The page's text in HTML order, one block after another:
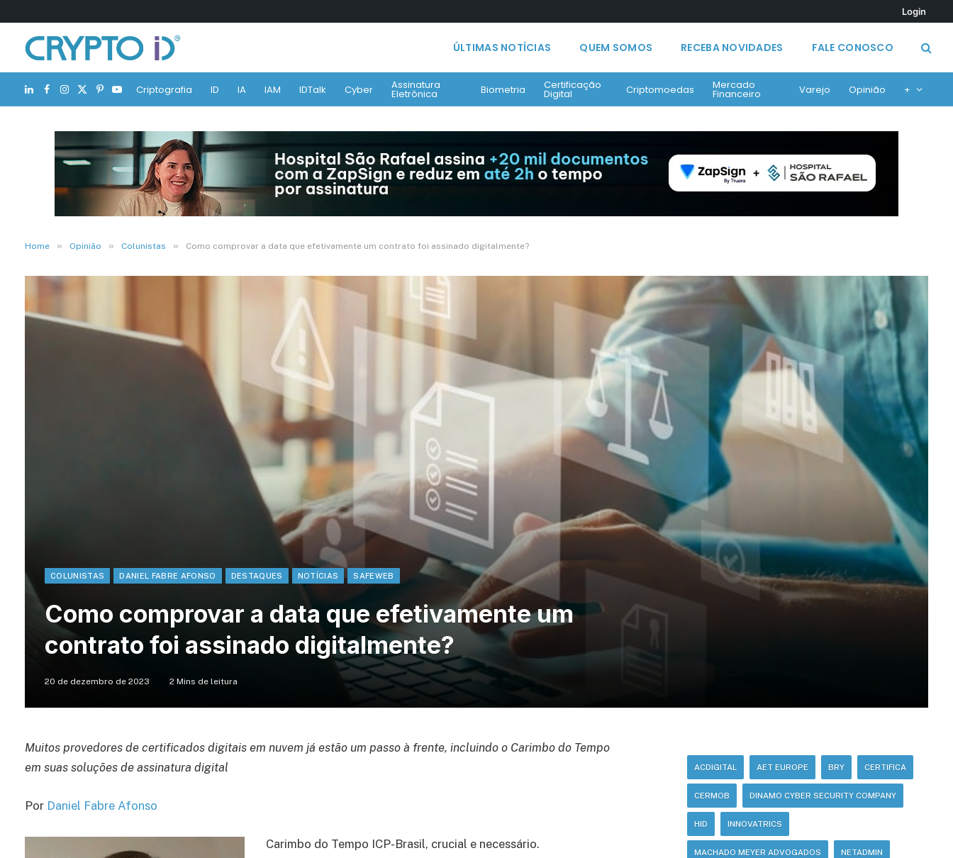
Login
ÚLTIMAS NOTÍCIAS QUEM SOMOS RECEBA NOVIDADES FALE CONOSCO
LinkedIn
Facebook
Instagram
X
(Twitter)
Pinterest
YouTubeCriptografia ID IA IAM IDTalk Cyber Assinatura
Eletrônica Biometria Certificação
Digital Criptomoedas Mercado
Financeiro Varejo Opinião +
Home » Opinião » Colunistas » Como comprovar a data que efetivamente um contrato foi assinado digitalmente?
COLUNISTAS DANIEL FABRE AFONSO DESTAQUES NOTÍCIAS SAFEWEB
Como comprovar a data que efetivamente um
contrato foi assinado digitalmente?
20 de dezembro de 2023 2 Mins de leitura
Muitos provedores de certificados digitais em nuvem já estão um passo à frente, incluindo o Carimbo do Tempo
em suas soluções de assinatura digital
Por Daniel Fabre Afonso
Carimbo do Tempo ICP-Brasil, crucial e necessário.
ACDIGITAL AET EUROPE BRY CERTIFICA
CERMOB DINAMO CYBER SECURITY COMPANY
HID INNOVATRICS
MACHADO MEYER ADVOGADOS NETADMIN